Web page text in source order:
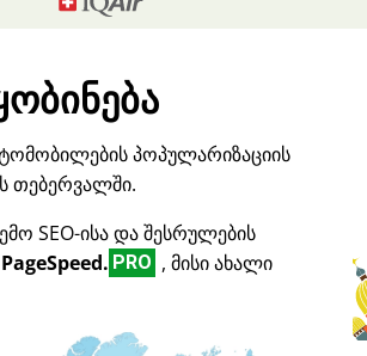
პოპულარიზაციის
თებერვალში.
SEO-ისა და შესრულების
PageSpeed. PRO , მისი ახალი